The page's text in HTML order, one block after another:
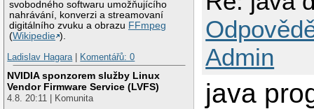
svobodného softwaru umožňujícího
nahrávání, konverzi a streamovaní
digitálního zvuku a obrazu FFmpeg
(Wikipedie ).
Ladislav Hagara| Komentářů: 0
NVIDIA sponzorem služby Linux
Vendor Firmware Service (LVFS)
4.8. 20:11 | Komunita
Admin
java